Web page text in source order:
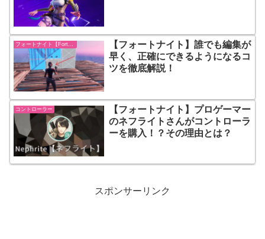
フォートナイト【Fortnite】
【フォートナイト】誰でも編集が
早く、正確にできるようになるコ
ツを徹底解説！
コントローラー
【フォートナイト】プロゲーマー
のネフライトさんがコントローラ
ーを購入！？その理由とは？
スポンサーリンク